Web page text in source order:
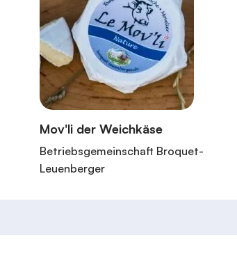
Mov'li der Weichkäse
Betriebsgemeinschaft Broquet-
Leuenberger